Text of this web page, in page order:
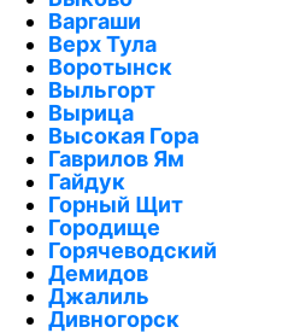
Варгаши
Верх Тула
Воротынск
Выльгорт
Вырица
Высокая Гора
Гаврилов Ям
Гайдук
Горный Щит
Городище
Горячеводский
Демидов
Джалиль
Дивногорск